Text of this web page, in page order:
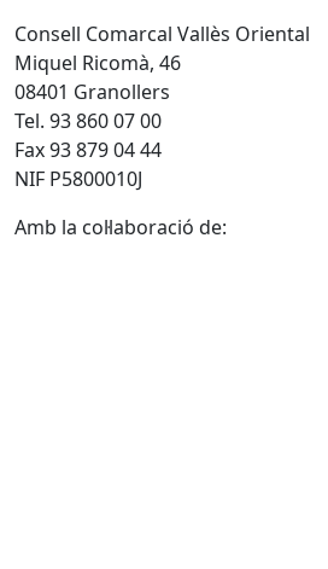
Consell Comarcal Vallès Oriental
Miquel Ricomà, 46
08401 Granollers
Tel. 93 860 07 00
Fax 93 879 04 44
NIF P5800010J
Amb la col·laboració de: